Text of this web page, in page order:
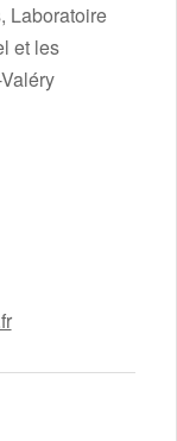
Laboratoire
et les